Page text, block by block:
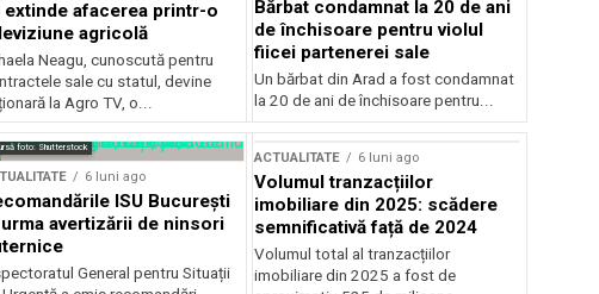
extinde afacerea printr-o
agricolă
Neagu, cunoscută pentru
sale cu statul, devine
la Agro TV, o...
Bărbat condamnat la 20 de ani
de închisoare pentru violul
fiicei partenerei sale
Un bărbat din Arad a fost condamnat
la 20 de ani de închisoare pentru...
foto: Shutterstock
6 luni ago
ISU București
avertizării de ninsori
General pentru Situații
ACTUALITATE 6 luni ago
Volumul tranzacțiilor
imobiliare din 2025: scădere
semnificativă față de 2024
Volumul total al tranzacțiilor
imobiliare din 2025 a fost de